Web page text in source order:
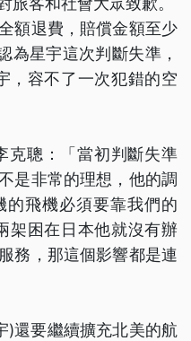
額退費，賠償金額至少
為星宇這次判斷失準，
，容不了一次犯錯的空
克聰：「當初判斷失準
是非常的理想，他的調
的飛機必須要靠我們的
架困在日本他就沒有辦
務，那這個影響都是連
)還要繼續擴充北美的航